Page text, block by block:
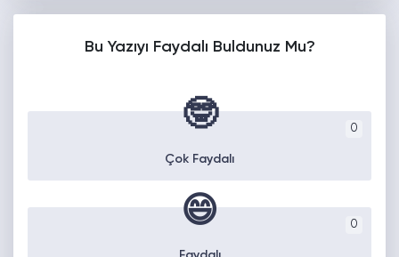
Bu Yazıyı Faydalı Buldunuz Mu?
0
🤓
Çok Faydalı
0
😄